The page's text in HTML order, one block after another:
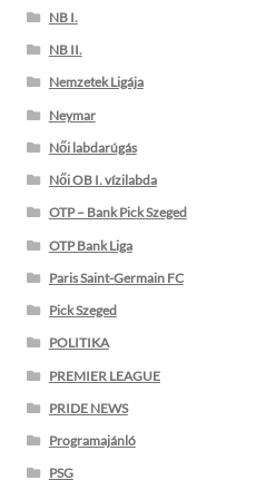
NB I.
NB II.
Nemzetek Ligája
Neymar
Női labdarúgás
Női OB I. vízilabda
OTP – Bank Pick Szeged
OTP Bank Liga
Paris Saint-Germain FC
Pick Szeged
POLITIKA
PREMIER LEAGUE
PRIDE NEWS
Programajánló
PSG